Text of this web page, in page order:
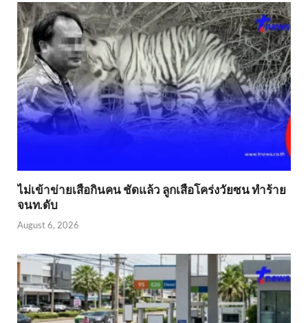
ไม่เข้าข่าย​เสือกินคน ชัดแล้ว ลูกเสือโคร่งวัยซน ทำร้าย
จนท.ดับ
August 6, 2026